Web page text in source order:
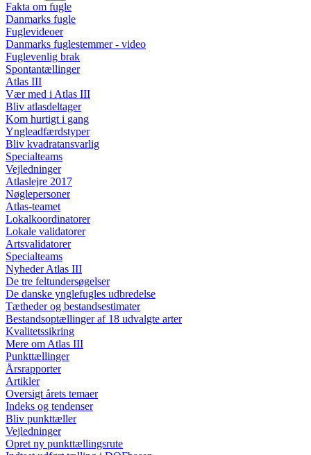
Fakta om fugle
Danmarks fugle
Fuglevideoer
Danmarks fuglestemmer - video
Fuglevenlig brak
Spontantællinger
Atlas III
Vær med i Atlas III
Bliv atlasdeltager
Kom hurtigt i gang
Yngleadfærdstyper
Bliv kvadratansvarlig
Specialteams
Vejledninger
Atlaslejre 2017
Nøglepersoner
Atlas-teamet
Lokalkoordinatorer
Lokale validatorer
Artsvalidatorer
Specialteams
Nyheder Atlas III
De tre feltundersøgelser
De danske ynglefugles udbredelse
Tætheder og bestandsestimater
Bestandsoptællinger af 18 udvalgte arter
Kvalitetssikring
Mere om Atlas III
Punkttællinger
Årsrapporter
Artikler
Oversigt årets temaer
Indeks og tendenser
Bliv punkttæller
Vejledninger
Opret ny punkttællingsrute